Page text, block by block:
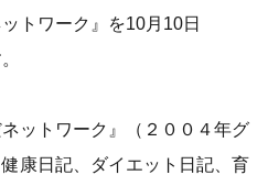
トワーク』を10月10日
ットワーク』（２００４年グ
康日記、ダイエット日記、育